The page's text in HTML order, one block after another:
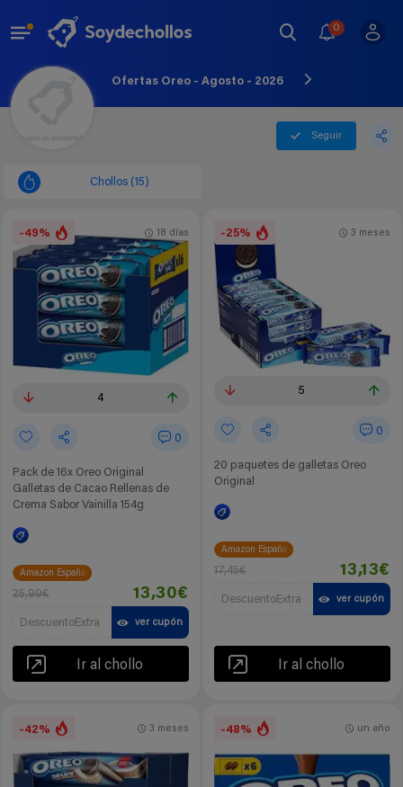
0
Ofertas Oreo - Agosto - 2026
Seguir
Chollos (15)
-49%
4
0
Pack de 16x Oreo Original
Galletas de Cacao Rellenas de
Crema Sabor Vainilla 154g
18 días
Amazon España
25,99€ 13,30€
DescuentoExtra ver cupón
Ir al chollo
-25%
5
0
20 paquetes de galletas Oreo
Original
3 meses
Amazon España
17,45€ 13,13€
DescuentoExtra ver cupón
Ir al chollo
-42% 3 meses -48% un año